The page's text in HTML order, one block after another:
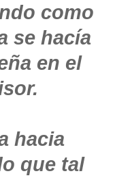
como
se hacía
en el
hacia
que tal